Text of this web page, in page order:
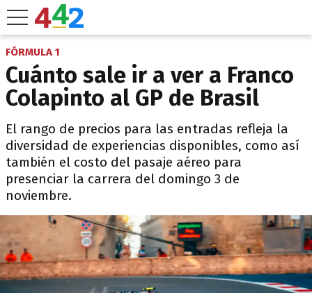
FÓRMULA 1
Cuánto sale ir a ver a Franco
Colapinto al GP de Brasil
El rango de precios para las entradas refleja la
diversidad de experiencias disponibles, como así
también el costo del pasaje aéreo para
presenciar la carrera del domingo 3 de
noviembre.